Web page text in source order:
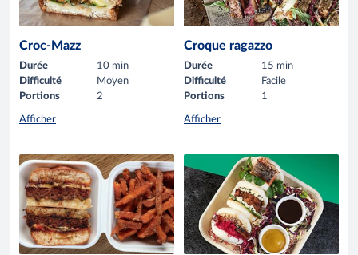
Croc-Mazz
Durée
10 min
Difficulté
Moyen
Portions
2
Afficher
Croque ragazzo
Durée
15 min
Difficulté
Facile
Portions
1
Afficher